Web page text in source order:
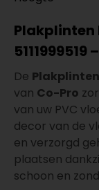
De
van Co-Pro
van uw PVC
decor van de
en verzorgd
plaatsen
schoon en